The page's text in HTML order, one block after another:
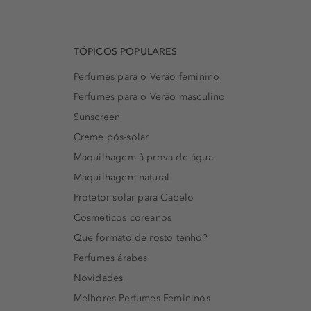
TÓPICOS POPULARES
Perfumes para o Verão feminino
Perfumes para o Verão masculino
Sunscreen
Creme pós-solar
Maquilhagem à prova de água
Maquilhagem natural
Protetor solar para Cabelo
Cosméticos coreanos
Que formato de rosto tenho?
Perfumes árabes
Novidades
Melhores Perfumes Femininos